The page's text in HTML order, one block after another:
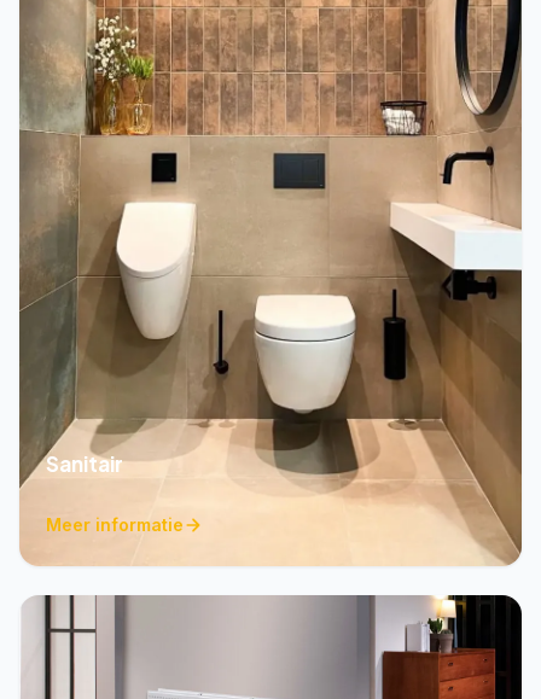
Sanitair
Meer informatie